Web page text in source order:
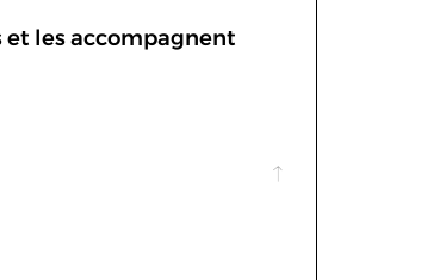
et les accompagnent